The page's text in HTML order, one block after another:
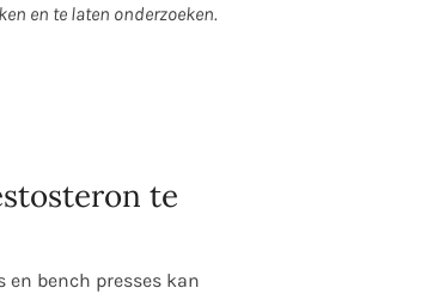
en te laten onderzoeken.
te
bench presses kan